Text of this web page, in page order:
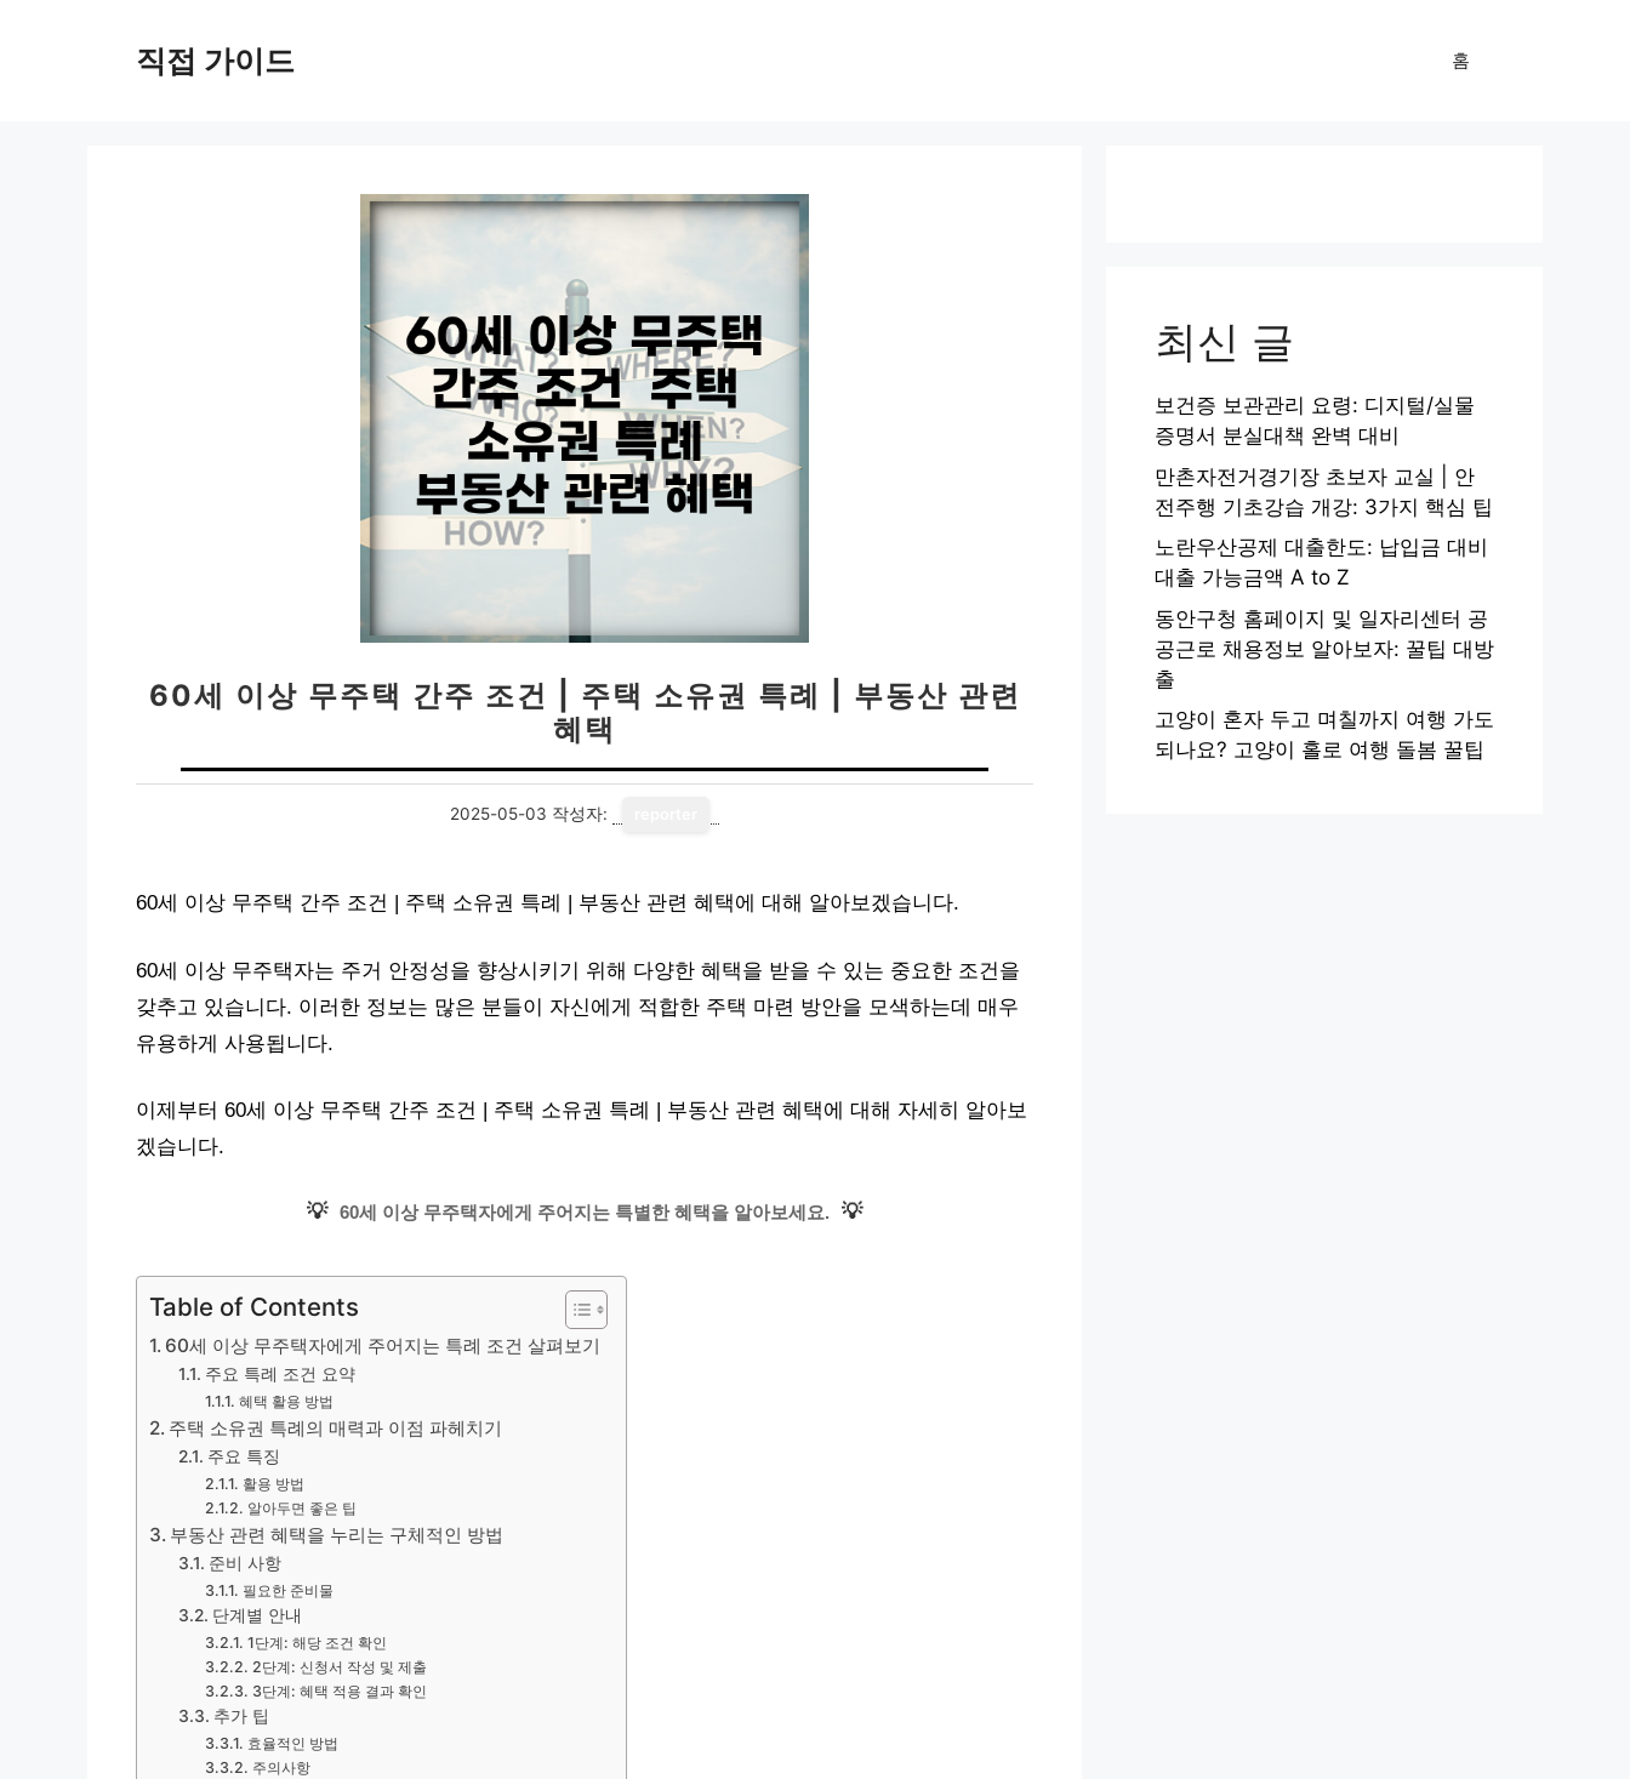
직접 가이드 홈
60세 이상 무주택 간주 조건 | 주택 소유권 특례 | 부동산 관련
혜택
2025-05-03 작성자:
60세 이상 무주택 간주 조건 | 주택 소유권 특례 | 부동산 관련 혜택에 대해 알아보겠습니다.
60세 이상 무주택자는 주거 안정성을 향상시키기 위해 다양한 혜택을 받을 수 있는 중요한 조건을
갖추고 있습니다. 이러한 정보는 많은 분들이 자신에게 적합한 주택 마련 방안을 모색하는데 매우
유용하게 사용됩니다.
이제부터 60세 이상 무주택 간주 조건 | 주택 소유권 특례 | 부동산 관련 혜택에 대해 자세히 알아보
겠습니다.
💡 60세 이상 무주택자에게 주어지는 특별한 혜택을 알아보세요. 💡
Table of Contents
60세 이상 무주택자에게 주어지는 특례 조건 살펴보기
주요 특례 조건 요약
혜택 활용 방법
주택 소유권 특례의 매력과 이점 파헤치기
주요 특징
활용 방법
알아두면 좋은 팁
부동산 관련 혜택을 누리는 구체적인 방법
준비 사항
필요한 준비물
단계별 안내
1단계: 해당 조건 확인
2단계: 신청서 작성 및 제출
3단계: 혜택 적용 결과 확인
추가 팁
효율적인 방법
주의사항
최신 글
보건증 보관관리 요령: 디지털/실물
증명서 분실대책 완벽 대비
만촌자전거경기장 초보자 교실 | 안
전주행 기초강습 개강: 3가지 핵심 팁
노란우산공제 대출한도: 납입금 대비
대출 가능금액 A to Z
동안구청 홈페이지 및 일자리센터 공
공근로 채용정보 알아보자: 꿀팁 대방
출
고양이 혼자 두고 며칠까지 여행 가도
되나요? 고양이 홀로 여행 돌봄 꿀팁